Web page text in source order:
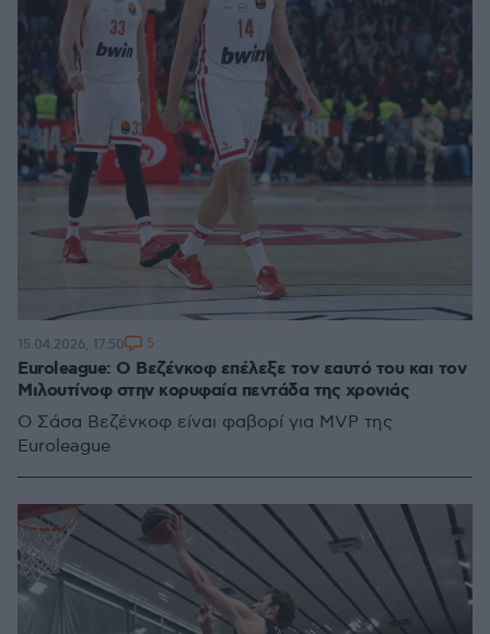
Euroleague: Ο Βεζένκοφ επέλεξε τον εαυτό του και τον
Μιλουτίνοφ στην κορυφαία πεντάδα της χρονιάς
Ο Σάσα Βεζένκοφ είναι φαβορί για MVP της
Euroleague
15.04.2026, 17:50 5